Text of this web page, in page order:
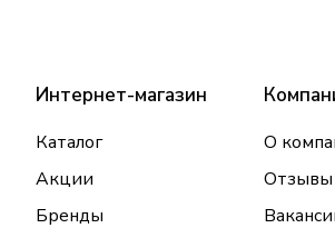
Интернет-магазин
Каталог
Акции
Бренды
О
Отзывы